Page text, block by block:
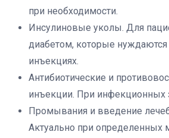
при необходимости.
Инсулиновые уколы. Для
диабетом, которые
инъекциях.
Антибиотические и
инъекции. При инфекционных
Промывания и введение
Актуально при определенных